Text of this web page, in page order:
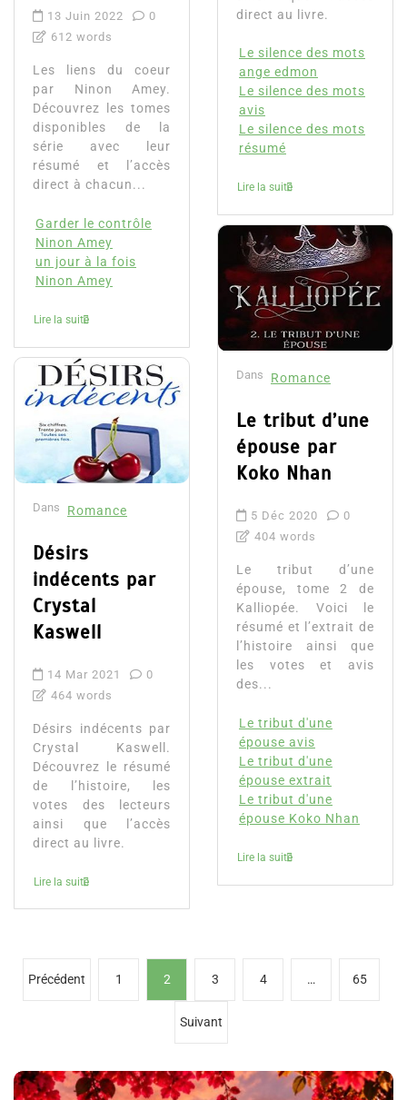
13 Juin 2022
0
612 words
Les liens du coeur
par Ninon Amey.
Découvrez les tomes
disponibles de la
série avec leur
résumé et l’accès
direct à chacun...
Garder le contrôle
Ninon Amey
un jour à la fois
Ninon Amey
Lire la suite
Dans Romance
Désirs
indécents par
Crystal
Kaswell
14 Mar 2021
0
464 words
Désirs indécents par
Crystal Kaswell.
Découvrez le résumé
de l’histoire, les
votes des lecteurs
ainsi que l’accès
direct au livre.
Lire la suite
direct au livre.
Le silence des mots
ange edmon
Le silence des mots
avis
Le silence des mots
résumé
Lire la suite
Dans Romance
Le tribut d’une
épouse par
Koko Nhan
5 Déc 2020
0
404 words
Le tribut d’une
épouse, tome 2 de
Kalliopée. Voici le
résumé et l’extrait de
l’histoire ainsi que
les votes et avis
des...
Le tribut d'une
épouse avis
Le tribut d'une
épouse extrait
Le tribut d'une
épouse Koko Nhan
Lire la suite
a
n
Précédent 1 2 3 4 … 65
Suivant